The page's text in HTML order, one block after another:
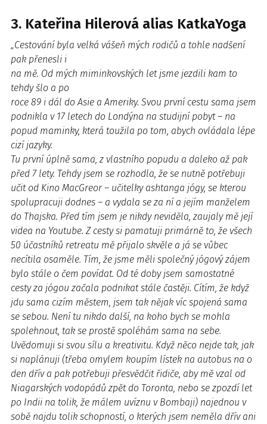
3. Kateřina Hilerová alias KatkaYoga
„Cestování byla velká vášeň mých rodičů a tohle nadšení
pak přenesli i
na mě. Od mých miminkovských let jsme jezdili kam to
tehdy šlo a po
roce 89 i dál do Asie a Ameriky. Svou první cestu sama jsem
podnikla v 17 letech do Londýna na studijní pobyt – na
popud maminky, která toužila po tom, abych ovládala lépe
cizí jazyky.
Tu první úplně sama, z vlastního popudu a daleko až pak
před 7 lety. Tehdy jsem se rozhodla, že se nutně potřebuji
učit od Kino MacGreor – učitelky ashtanga jógy, se kterou
spolupracuji dodnes – a vydala se za ní a jejím manželem
do Thajska. Před tím jsem je nikdy neviděla, zaujaly mě její
videa na Youtube. Z cesty si pamatuji primárně to, že všech
50 účastníků retreatu mě přijalo skvěle a já se vůbec
necítila osaměle. Tím, že jsme měli společný jógový zájem
bylo stále o čem povídat. Od té doby jsem samostatné
cesty za jógou začala podnikat stále častěji. Cítím, že když
jdu sama cizím městem, jsem tak nějak víc spojená sama
se sebou. Není tu nikdo další, na koho bych se mohla
spolehnout, tak se prostě spoléhám sama na sebe.
Uvědomuji si svou sílu a kreativitu. Když něco nejde tak, jak
si naplánuji (třeba omylem koupím lístek na autobus na o
den dřív a pak potřebuji přesvědčit řidiče, aby mě vzal od
Niagarských vodopádů zpět do Toronta, nebo se zpozdí let
po Indii na tolik, že málem uvíznu v Bombaji) najednou v
sobě najdu tolik schopností, o kterých jsem neměla dřív ani